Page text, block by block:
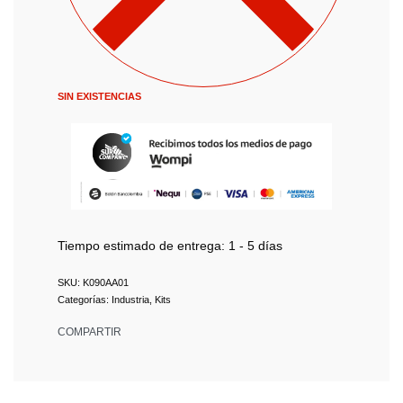
SIN EXISTENCIAS
Tiempo estimado de entrega: 1 - 5 días
K090AA01
Categorías: Industria Kits
COMPARTIR